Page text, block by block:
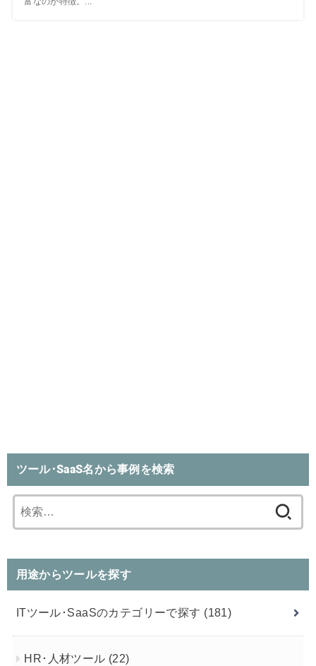
ツール･SaaS名から事例を検索
索:
用途からツールを探す
ITツール･SaaSのカテゴリーで探す (181)
HR･人材ツール (22)